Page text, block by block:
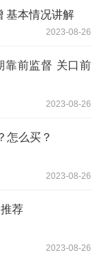
基本情况讲解
2023-08-26
靠前监督 关口前
2023-08-26
怎么买？
2023-08-26
荐
2023-08-26